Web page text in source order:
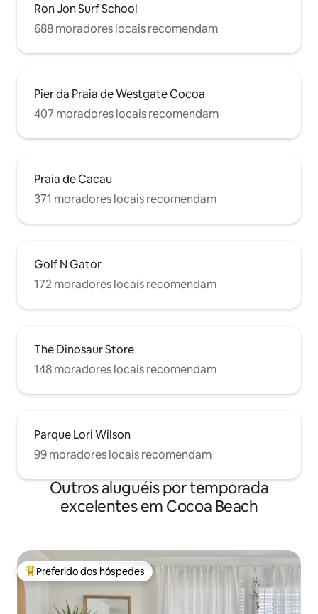
Ron Jon Surf School
688 moradores locais recomendam
Pier da Praia de Westgate Cocoa
407 moradores locais recomendam
Praia de Cacau
371 moradores locais recomendam
Golf N Gator
172 moradores locais recomendam
The Dinosaur Store
148 moradores locais recomendam
Parque Lori Wilson
99 moradores locais recomendam
Outros aluguéis por temporada
excelentes em Cocoa Beach
Entre os melhores preferidos dos hóspedes
Preferido dos hóspedes